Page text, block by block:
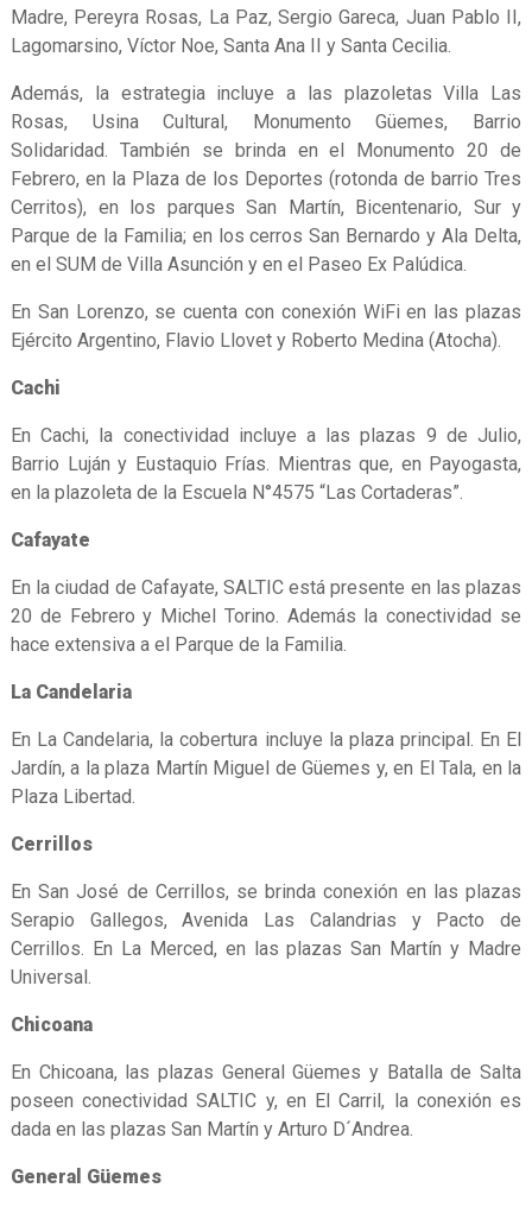
Madre, Pereyra Rosas, La Paz, Sergio Gareca, Juan Pablo II,
Lagomarsino, Víctor Noe, Santa Ana II y Santa Cecilia.
Además, la estrategia incluye a las plazoletas Villa Las
Rosas, Usina Cultural, Monumento Güemes, Barrio
Solidaridad. También se brinda en el Monumento 20 de
Febrero, en la Plaza de los Deportes (rotonda de barrio Tres
Cerritos), en los parques San Martín, Bicentenario, Sur y
Parque de la Familia; en los cerros San Bernardo y Ala Delta,
en el SUM de Villa Asunción y en el Paseo Ex Palúdica.
En San Lorenzo, se cuenta con conexión WiFi en las plazas
Ejército Argentino, Flavio Llovet y Roberto Medina (Atocha).
Cachi
En Cachi, la conectividad incluye a las plazas 9 de Julio,
Barrio Luján y Eustaquio Frías. Mientras que, en Payogasta,
en la plazoleta de la Escuela N°4575 “Las Cortaderas”.
Cafayate
En la ciudad de Cafayate, SALTIC está presente en las plazas
20 de Febrero y Michel Torino. Además la conectividad se
hace extensiva a el Parque de la Familia.
La Candelaria
En La Candelaria, la cobertura incluye la plaza principal. En El
Jardín, a la plaza Martín Miguel de Güemes y, en El Tala, en la
Plaza Libertad.
Cerrillos
En San José de Cerrillos, se brinda conexión en las plazas
Serapio Gallegos, Avenida Las Calandrias y Pacto de
Cerrillos. En La Merced, en las plazas San Martín y Madre
Universal.
Chicoana
En Chicoana, las plazas General Güemes y Batalla de Salta
poseen conectividad SALTIC y, en El Carril, la conexión es
dada en las plazas San Martín y Arturo D´Andrea.
General Güemes